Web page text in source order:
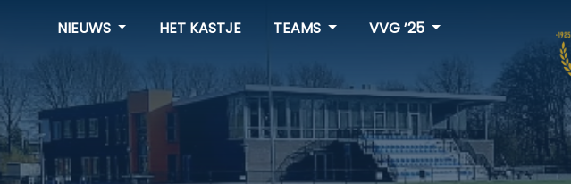
NIEUWS HET KASTJE TEAMS VVG ’25